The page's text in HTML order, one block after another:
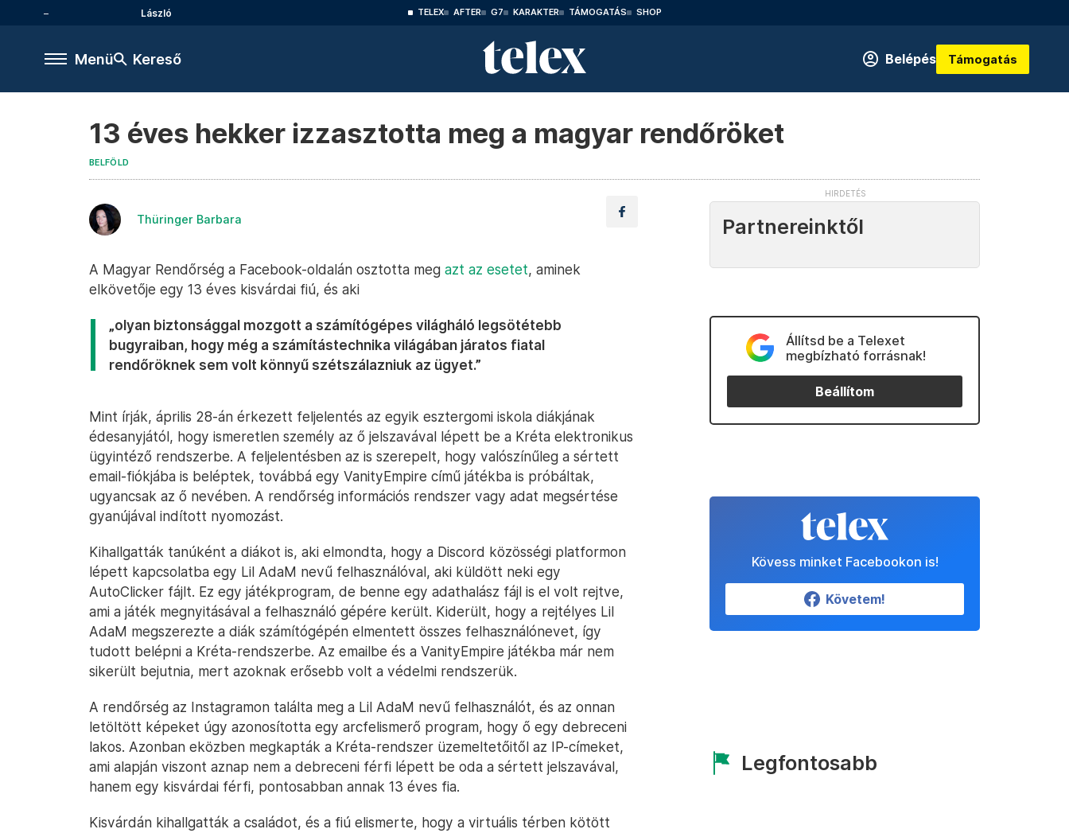
László TELEX AFTER G7 KARAKTER TÁMOGATÁS SHOP
Menü Kereső Belépés Támogatás
13 éves hekker izzasztotta meg a magyar rendőröket
BELFÖLD
Thüringer Barbara
A Magyar Rendőrség a Facebook-oldalán osztotta meg azt az esetet, aminek
elkövetője egy 13 éves kisvárdai fiú, és aki
„olyan biztonsággal mozgott a számítógépes világháló legsötétebb
bugyraiban, hogy még a számítástechnika világában járatos fiatal
rendőröknek sem volt könnyű szétszálazniuk az ügyet.”
Mint írják, április 28-án érkezett feljelentés az egyik esztergomi iskola diákjának
édesanyjától, hogy ismeretlen személy az ő jelszavával lépett be a Kréta elektronikus
ügyintéző rendszerbe. A feljelentésben az is szerepelt, hogy valószínűleg a sértett
email-fiókjába is beléptek, továbbá egy VanityEmpire című játékba is próbáltak,
ugyancsak az ő nevében. A rendőrség információs rendszer vagy adat megsértése
gyanújával indított nyomozást.
Kihallgatták tanúként a diákot is, aki elmondta, hogy a Discord közösségi platformon
lépett kapcsolatba egy Lil AdaM nevű felhasználóval, aki küldött neki egy
AutoClicker fájlt. Ez egy játékprogram, de benne egy adathalász fájl is el volt rejtve,
ami a játék megnyitásával a felhasználó gépére került. Kiderült, hogy a rejtélyes Lil
AdaM megszerezte a diák számítógépén elmentett összes felhasználónevet, így
tudott belépni a Kréta-rendszerbe. Az emailbe és a VanityEmpire játékba már nem
sikerült bejutnia, mert azoknak erősebb volt a védelmi rendszerük.
A rendőrség az Instagramon találta meg a Lil AdaM nevű felhasználót, és az onnan
letöltött képeket úgy azonosította egy arcfelismerő program, hogy ő egy debreceni
lakos. Azonban eközben megkapták a Kréta-rendszer üzemeltetőitől az IP-címeket,
ami alapján viszont aznap nem a debreceni férfi lépett be oda a sértett jelszavával,
hanem egy kisvárdai férfi, pontosabban annak 13 éves fia.
Kisvárdán kihallgatták a családot, és a fiú elismerte, hogy a virtuális térben kötött
Partnereinktől
Állítsd be a Telexet
megbízható forrásnak!
Beállítom
Kövess minket Facebookon is!
Követem!
Legfontosabb